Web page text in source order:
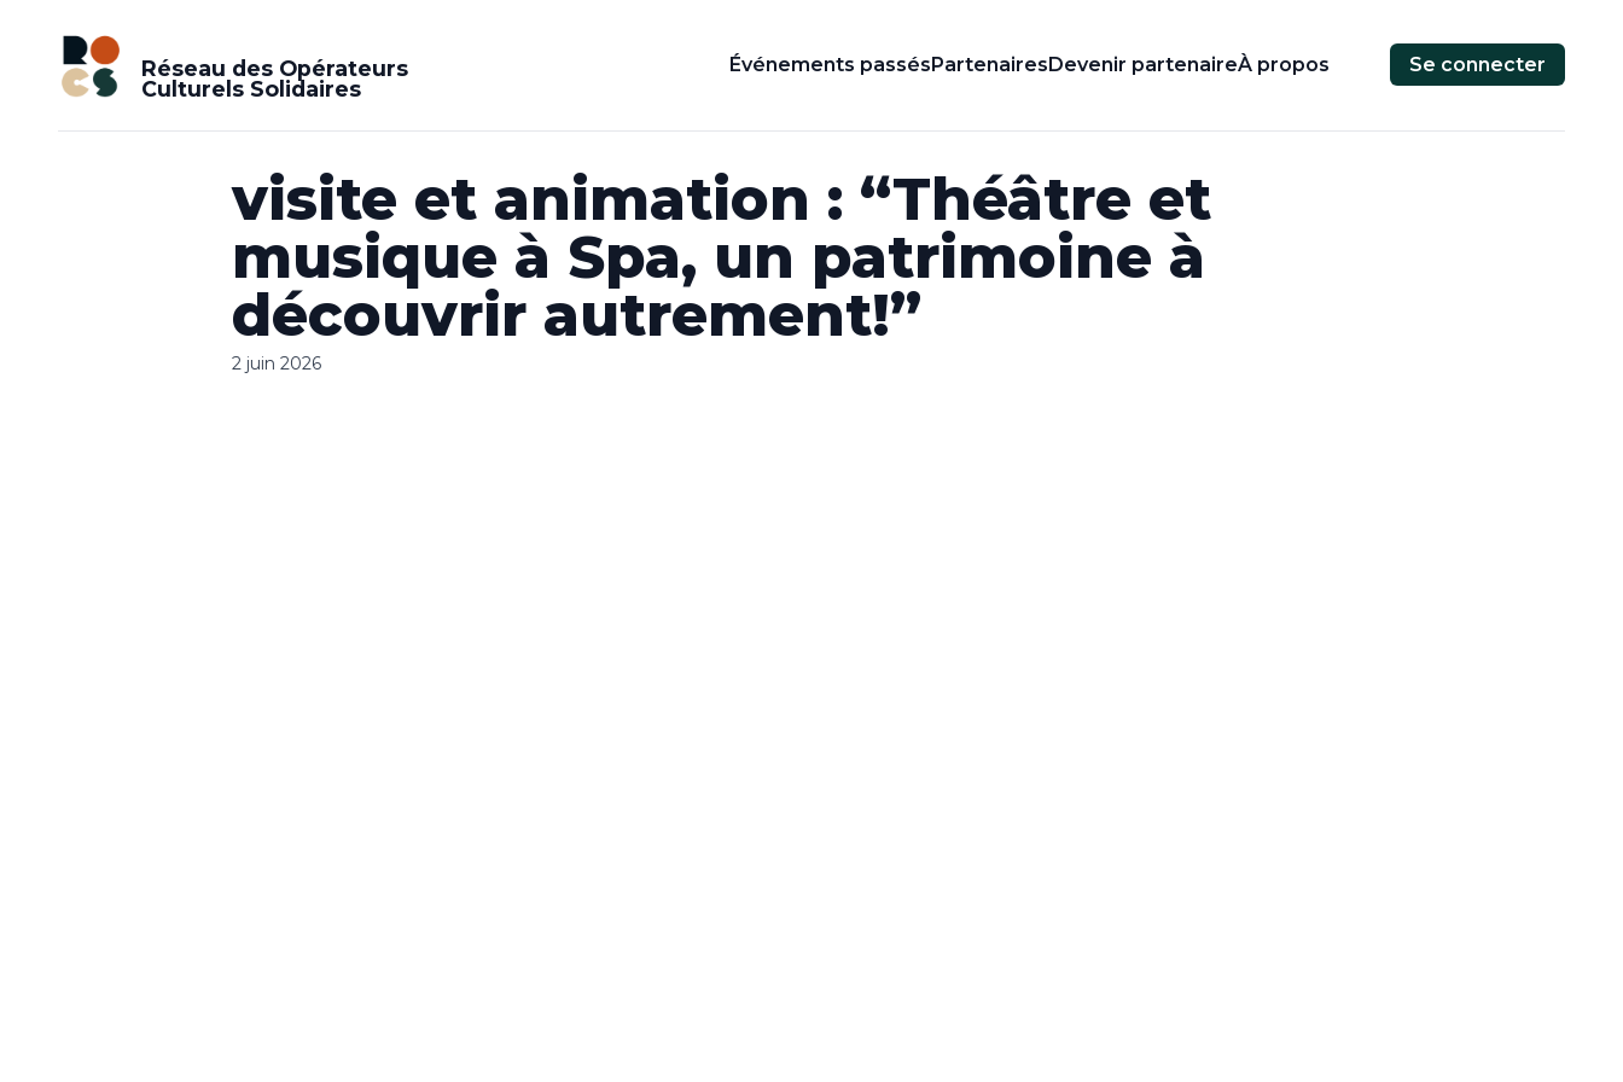
Réseau des Opérateurs
Culturels Solidaires
Événements passésPartenairesDevenir partenaireÀ propos Se connecter
visite et animation : “Théâtre et
musique à Spa, un patrimoine à
découvrir autrement!”
2 juin 2026